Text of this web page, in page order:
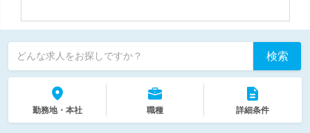
どんな求人をお探しですか？ 検索
勤務地・本社 職種 詳細条件